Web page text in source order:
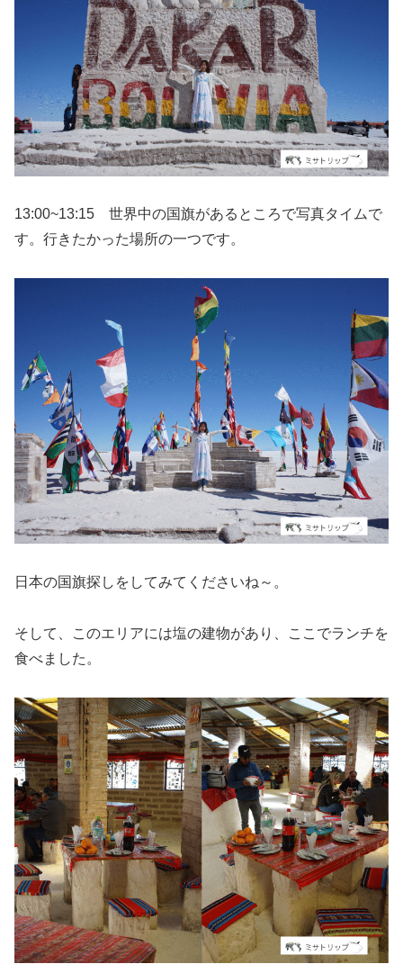
13:00~13:15 世界中の国旗があるところで写真タイムで
す。行きたかった場所の一つです。
日本の国旗探しをしてみてくださいね～。
そして、このエリアには塩の建物があり、ここでランチを
食べました。